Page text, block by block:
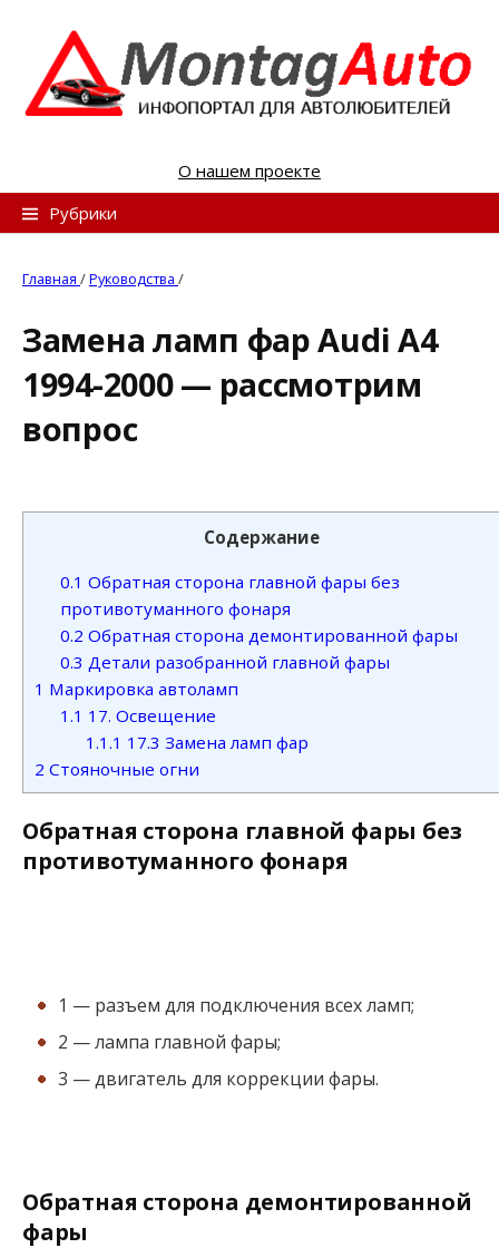
n
О нашем проекте
Рубрики
Главная /Руководства /
Замена ламп фар Audi A4
1994-2000 — рассмотрим
вопрос
Содержание
0.1 Обратная сторона главной фары без
противотуманного фонаря
0.2 Обратная сторона демонтированной фары
0.3 Детали разобранной главной фары
1 Маркировка автоламп
1.1 17. Освещение
1.1.1 17.3 Замена ламп фар
2 Стояночные огни
Обратная сторона главной фары без
противотуманного фонаря
1 — разъем для подключения всех ламп;
2 — лампа главной фары;
3 — двигатель для коррекции фары.
Обратная сторона демонтированной
фары